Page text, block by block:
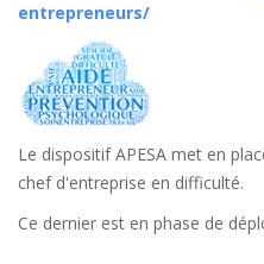
entrepreneurs/
Le dispositif APESA met en
chef d'entreprise en difficulté.
Ce dernier est en phase de